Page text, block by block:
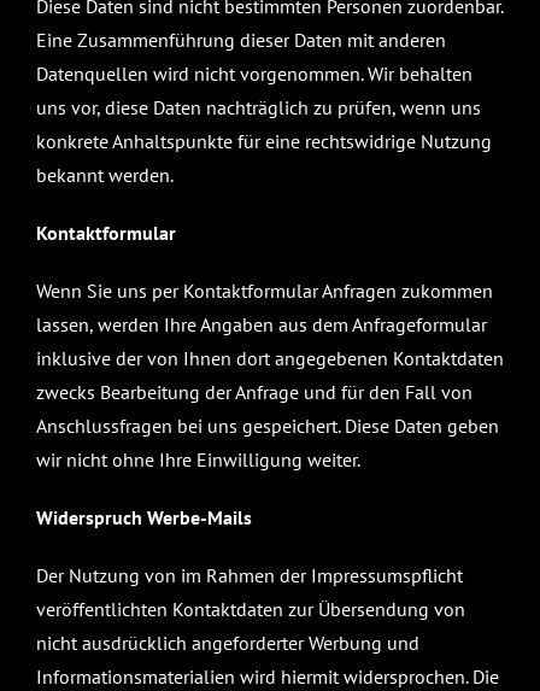
Diese Daten sind nicht bestimmten Personen zuordenbar.
Eine Zusammenführung dieser Daten mit anderen
Datenquellen wird nicht vorgenommen. Wir behalten
uns vor, diese Daten nachträglich zu prüfen, wenn uns
konkrete Anhaltspunkte für eine rechtswidrige Nutzung
bekannt werden.
Kontaktformular
Wenn Sie uns per Kontaktformular Anfragen zukommen
lassen, werden Ihre Angaben aus dem Anfrageformular
inklusive der von Ihnen dort angegebenen Kontaktdaten
zwecks Bearbeitung der Anfrage und für den Fall von
Anschlussfragen bei uns gespeichert. Diese Daten geben
wir nicht ohne Ihre Einwilligung weiter.
Widerspruch Werbe-Mails
Der Nutzung von im Rahmen der Impressumspflicht
veröffentlichten Kontaktdaten zur Übersendung von
nicht ausdrücklich angeforderter Werbung und
Informationsmaterialien wird hiermit widersprochen. Die